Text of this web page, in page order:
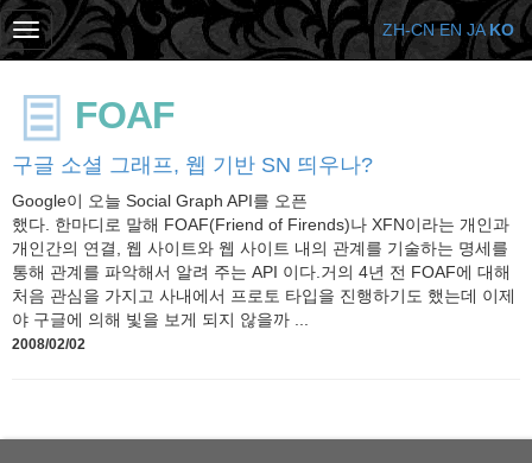
FOAF
구글 소셜 그래프, 웹 기반 SN 띄우나?
Google이 오늘 Social Graph API를 오픈
했다. 한마디로 말해 FOAF(Friend of Firends)나 XFN이라는 개인과
개인간의 연결, 웹 사이트와 웹 사이트 내의 관계를 기술하는 명세를
통해 관계를 파악해서 알려 주는 API 이다.거의 4년 전 FOAF에 대해
처음 관심을 가지고 사내에서 프로토 타입을 진행하기도 했는데 이제
야 구글에 의해 빛을 보게 되지 않을까 ...
2008/02/02
ZH-CN EN JA KO